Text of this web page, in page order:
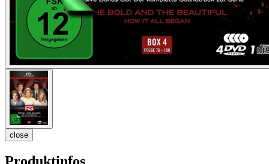
close